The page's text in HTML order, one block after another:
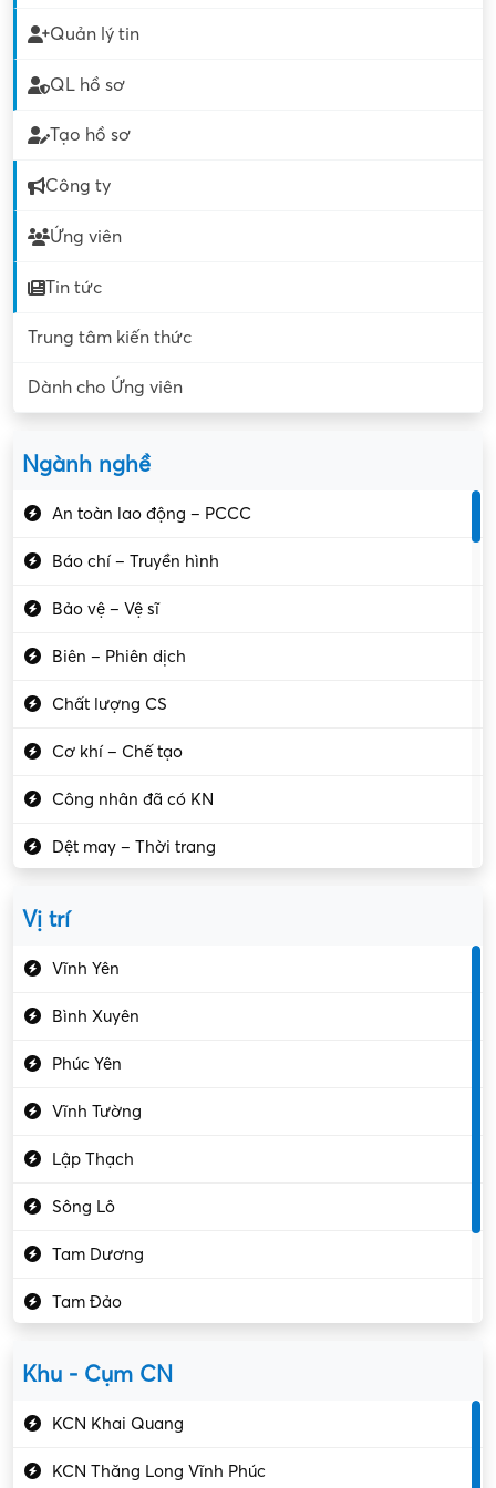
Quản lý tin
QL hồ sơ
Tạo hồ sơ
Công ty
Ứng viên
Tin tức
Trung tâm kiến thức
Dành cho Ứng viên
Ngành nghề
An toàn lao động – PCCC
Báo chí – Truyền hình
Bảo vệ – Vệ sĩ
Biên – Phiên dịch
Chất lượng CS
Cơ khí – Chế tạo
Công nhân đã có KN
Dệt may – Thời trang
Kiểm soát chất lượng
Kỹ sư cơ khí
Kỹ sư điện
Kỹ thuật cao
Vị trí
Vĩnh Yên
Bình Xuyên
Phúc Yên
Vĩnh Tường
Lập Thạch
Sông Lô
Tam Dương
Tam Đảo
Khu - Cụm CN
KCN Khai Quang
KCN Thăng Long Vĩnh Phúc